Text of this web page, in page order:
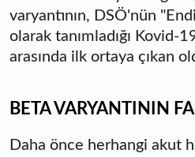
varyantının, DSÖ'nün
olarak tanımladığı Kovid-
arasında ilk ortaya çıkan
BETA VARYANTININ
Daha önce herhangi akut